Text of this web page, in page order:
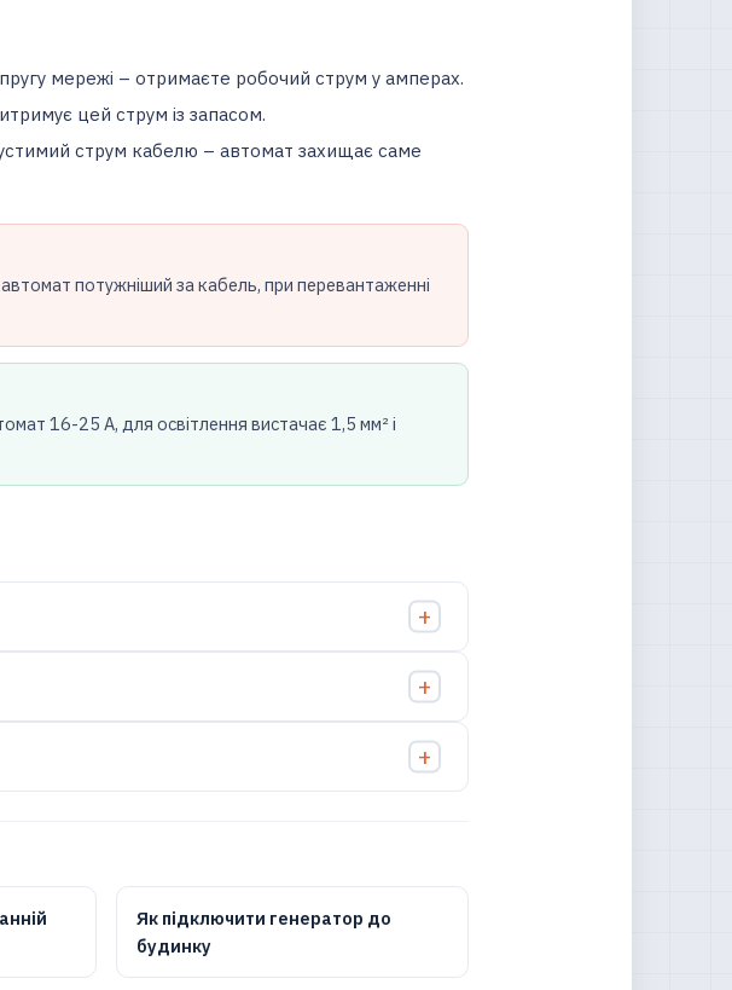
мережі – отримаєте робочий струм у амперах.
цей струм із запасом.
струм кабелю – автомат захищає саме
потужніший за кабель, при перевантаженні
16-25 А, для освітлення вистачає 1,5 мм² і
Як підключити генератор до
будинку